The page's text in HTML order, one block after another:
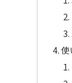
使